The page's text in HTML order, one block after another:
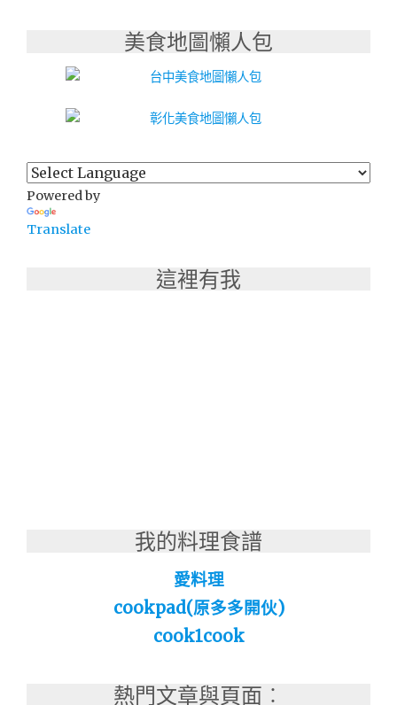
基
酸
美食地圖懶人包
Powered by
Translate
這裡有我
我的料理食譜
愛料理
cookpad(原多多開伙)
cook1cook
熱門文章與頁面︰